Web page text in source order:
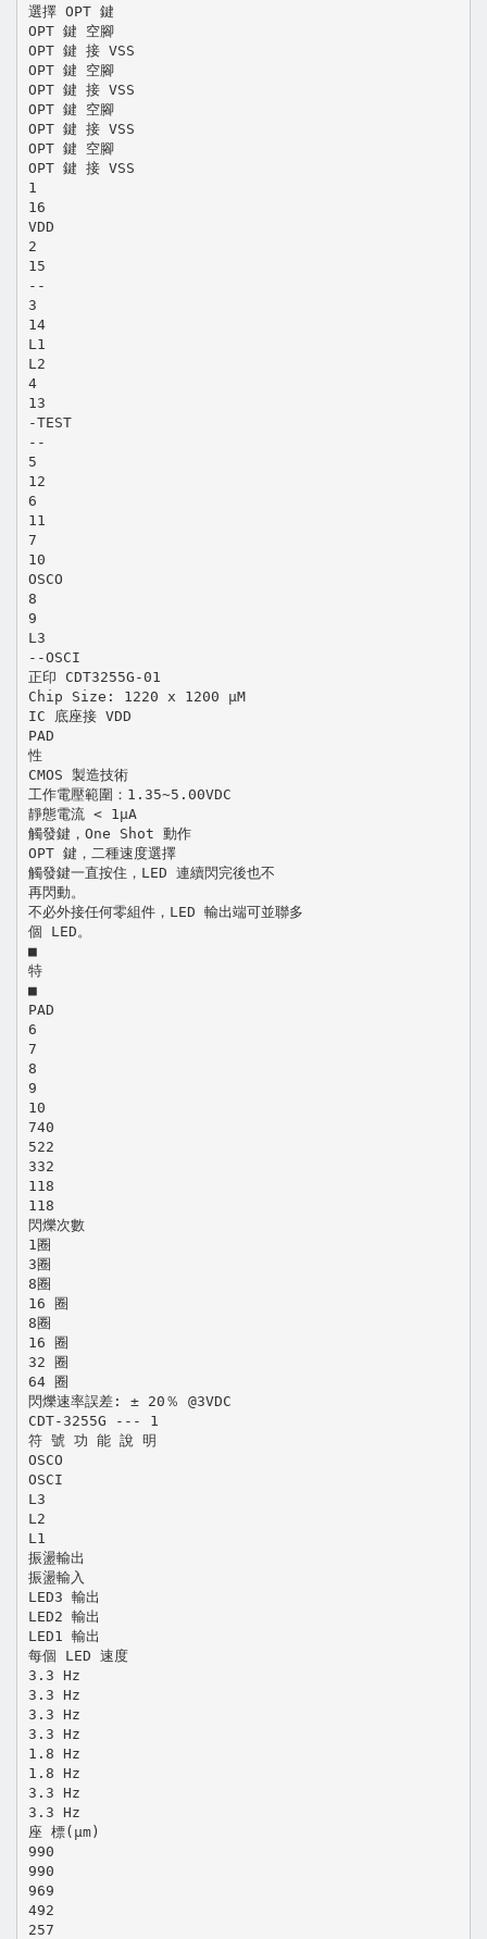
選擇 OPT 鍵
OPT 鍵 空腳
OPT 鍵 接 VSS
OPT 鍵 空腳
OPT 鍵 接 VSS
OPT 鍵 空腳
OPT 鍵 接 VSS
OPT 鍵 空腳
OPT 鍵 接 VSS
1
16
VDD
2
15
--
3
14
L1
L2
4
13
-TEST
--
5
12
6
11
7
10
OSCO
8
9
L3
--OSCI
正印 CDT3255G-01
Chip Size: 1220 x 1200 μM
IC 底座接 VDD
PAD
性
CMOS 製造技術
工作電壓範圍：1.35~5.00VDC
靜態電流 < 1µA
觸發鍵，One Shot 動作
OPT 鍵，二種速度選擇
觸發鍵一直按住，LED 連續閃完後也不
再閃動。
不必外接任何零組件，LED 輸出端可並聯多
個 LED。
■
特
■
PAD
6
7
8
9
10
740
522
332
118
118
閃爍次數
1圈
3圈
8圈
16 圈
8圈
16 圈
32 圈
64 圈
閃爍速率誤差: ± 20％ @3VDC
CDT-3255G --- 1
符 號 功 能 說 明
OSCO
OSCI
L3
L2
L1
振盪輸出
振盪輸入
LED3 輸出
LED2 輸出
LED1 輸出
每個 LED 速度
3.3 Hz
3.3 Hz
3.3 Hz
3.3 Hz
1.8 Hz
1.8 Hz
3.3 Hz
3.3 Hz
座 標(μm)
990
990
969
492
257